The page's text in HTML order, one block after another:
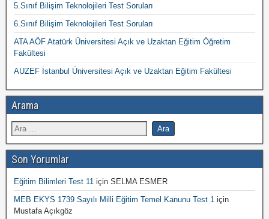
5.Sınıf Bilişim Teknolojileri Test Soruları
6.Sınıf Bilişim Teknolojileri Test Soruları
ATA AÖF Atatürk Üniversitesi Açık ve Uzaktan Eğitim Öğretim
Fakültesi
AUZEF İstanbul Üniversitesi Açık ve Uzaktan Eğitim Fakültesi
Arama
Son Yorumlar
Eğitim Bilimleri Test 11 için SELMA ESMER
MEB EKYS 1739 Sayılı Milli Eğitim Temel Kanunu Test 1 için
Mustafa Açıkgöz